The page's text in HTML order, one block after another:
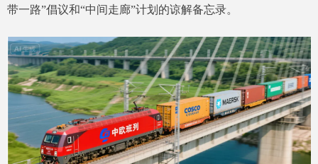
带一路”倡议和“中间走廊”计划的谅解备忘录。